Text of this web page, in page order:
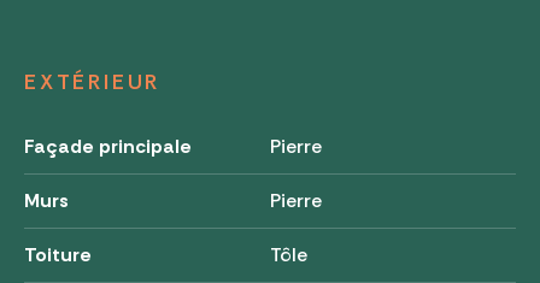
EXTÉRIEUR
Façade principale Pierre
Murs Pierre
Toiture Tôle